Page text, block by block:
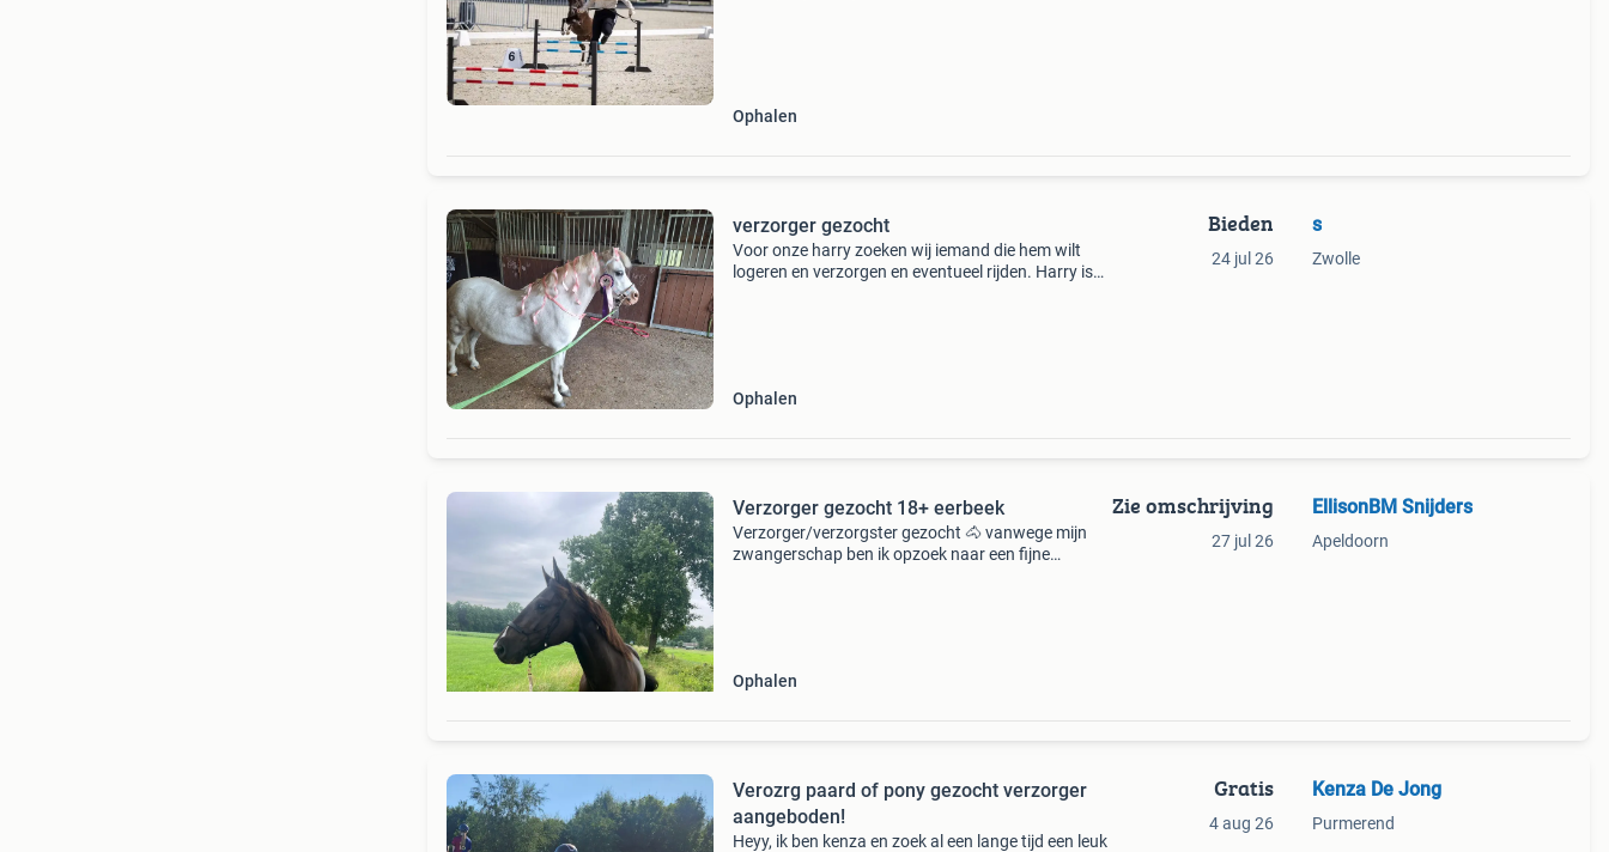
Ophalen
verzorger gezocht
Voor onze harry zoeken wij iemand die hem wilt
logeren en verzorgen en eventueel rijden. Harry is
Ophalen
Bieden
24 jul 26
s
Zwolle
Verzorger gezocht 18+ eerbeek
Verzorger/verzorgster gezocht 🐴 vanwege mijn
zwangerschap ben ik opzoek naar een fijne
Ophalen
Zie omschrijving
27 jul 26
EllisonBM Snijders
Apeldoorn
Verozrg paard of pony gezocht verzorger
aangeboden!
Heyy, ik ben kenza en zoek al een lange tijd een leuk
Gratis
4 aug 26
Kenza De Jong
Purmerend